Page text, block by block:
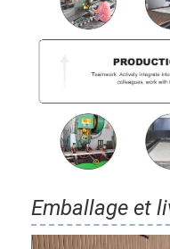
Emballage et